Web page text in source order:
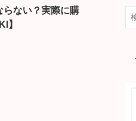
らない？実際に購
】